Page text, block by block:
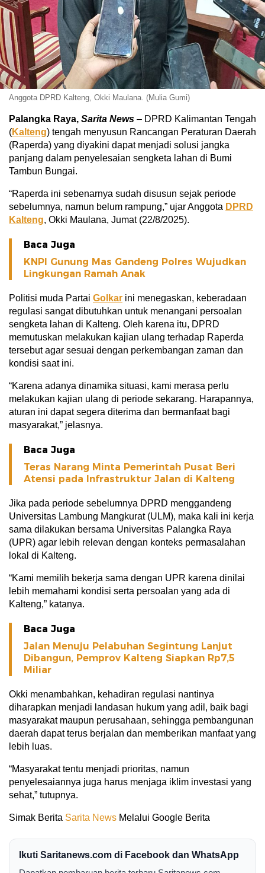
Anggota DPRD Kalteng, Okki Maulana. (Mulia Gumi)
Palangka Raya, Sarita News – DPRD Kalimantan Tengah
(Kalteng) tengah menyusun Rancangan Peraturan Daerah
(Raperda) yang diyakini dapat menjadi solusi jangka
panjang dalam penyelesaian sengketa lahan di Bumi
Tambun Bungai.
“Raperda ini sebenarnya sudah disusun sejak periode
sebelumnya, namun belum rampung,” ujar Anggota DPRD
Kalteng, Okki Maulana, Jumat (22/8/2025).
Baca Juga
KNPI Gunung Mas Gandeng Polres Wujudkan
Lingkungan Ramah Anak
Politisi muda Partai Golkar ini menegaskan, keberadaan
regulasi sangat dibutuhkan untuk menangani persoalan
sengketa lahan di Kalteng. Oleh karena itu, DPRD
memutuskan melakukan kajian ulang terhadap Raperda
tersebut agar sesuai dengan perkembangan zaman dan
kondisi saat ini.
“Karena adanya dinamika situasi, kami merasa perlu
melakukan kajian ulang di periode sekarang. Harapannya,
aturan ini dapat segera diterima dan bermanfaat bagi
masyarakat,” jelasnya.
Baca Juga
Teras Narang Minta Pemerintah Pusat Beri
Atensi pada Infrastruktur Jalan di Kalteng
Jika pada periode sebelumnya DPRD menggandeng
Universitas Lambung Mangkurat (ULM), maka kali ini kerja
sama dilakukan bersama Universitas Palangka Raya
(UPR) agar lebih relevan dengan konteks permasalahan
lokal di Kalteng.
“Kami memilih bekerja sama dengan UPR karena dinilai
lebih memahami kondisi serta persoalan yang ada di
Kalteng,” katanya.
Baca Juga
Jalan Menuju Pelabuhan Segintung Lanjut
Dibangun, Pemprov Kalteng Siapkan Rp7,5
Miliar
Okki menambahkan, kehadiran regulasi nantinya
diharapkan menjadi landasan hukum yang adil, baik bagi
masyarakat maupun perusahaan, sehingga pembangunan
daerah dapat terus berjalan dan memberikan manfaat yang
lebih luas.
“Masyarakat tentu menjadi prioritas, namun
penyelesaiannya juga harus menjaga iklim investasi yang
sehat,” tutupnya.
Simak Berita Sarita News Melalui Google Berita
Ikuti Saritanews.com di Facebook dan WhatsApp